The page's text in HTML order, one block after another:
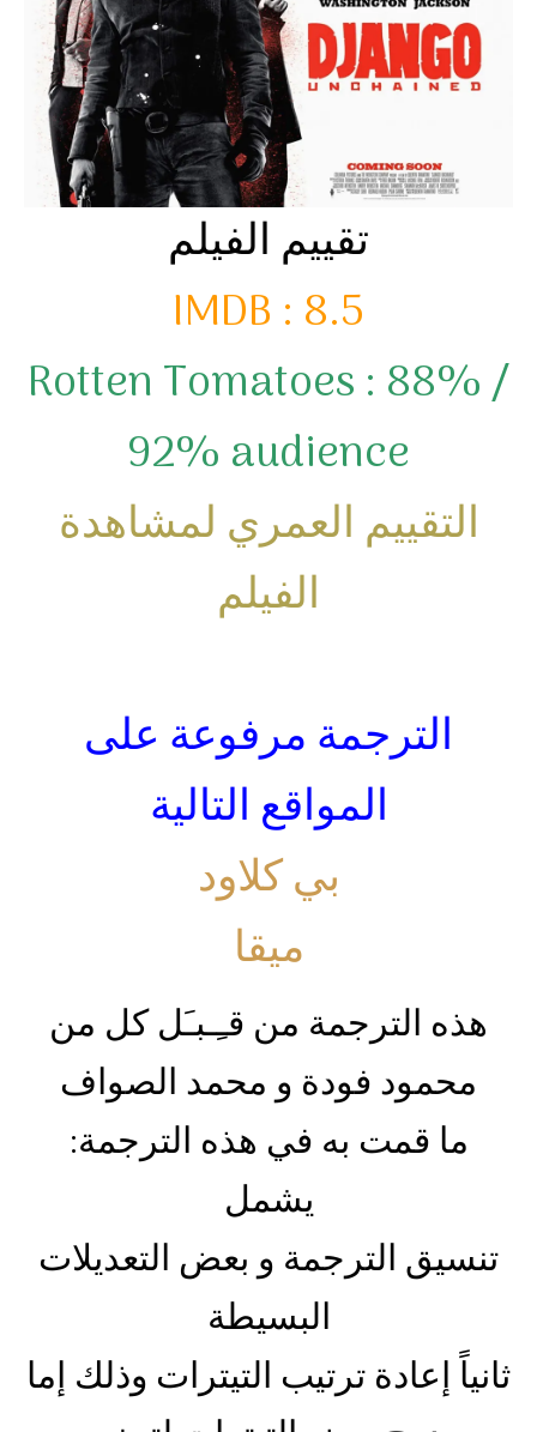
تقييم الفيلم
IMDB : 8.5
Rotten Tomatoes : 88% /
92% audience
التقييم العمري لمشاهدة
الفيلم
الترجمة مرفوعة على
المواقع التالية
بي كلاود
ميقا
هذه الترجمة من قـِـبـَل كل من
محمود فودة و محمد الصواف
:ما قمت به في هذه الترجمة
يشمل
تنسيق الترجمة و بعض التعديلات
البسيطة
ثانياً إعادة ترتيب التيترات وذلك إما